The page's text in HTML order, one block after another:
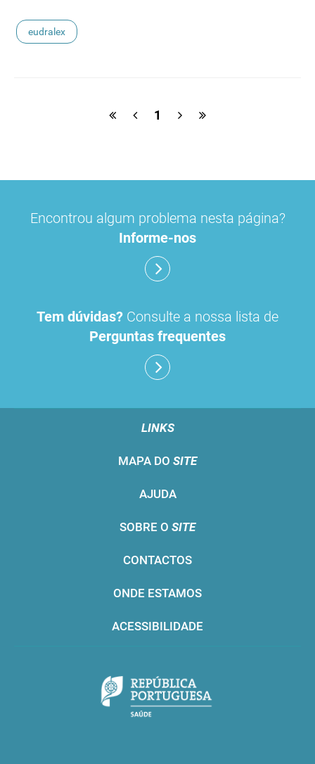
eudralex
1
Encontrou algum problema nesta página?
Informe-nos
Tem dúvidas? Consulte a nossa lista de
Perguntas frequentes
LINKS
MAPA DO SITE
AJUDA
SOBRE O SITE
CONTACTOS
ONDE ESTAMOS
ACESSIBILIDADE